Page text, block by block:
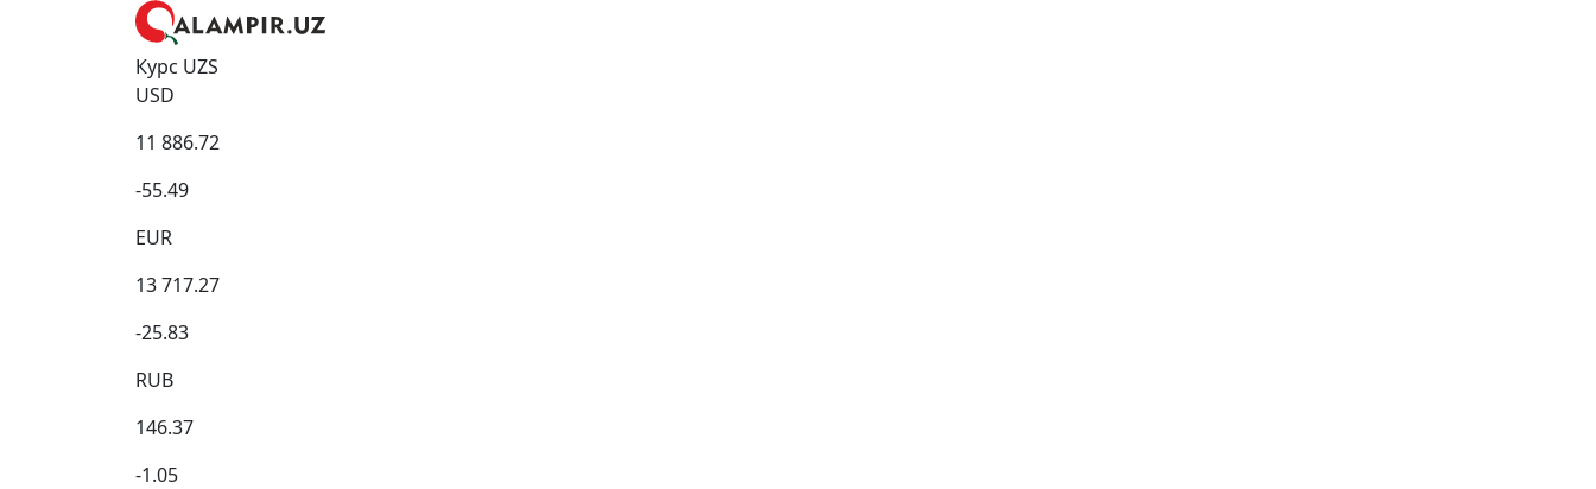
Курс UZS
USD
11 886.72
-55.49
EUR
13 717.27
-25.83
RUB
146.37
-1.05